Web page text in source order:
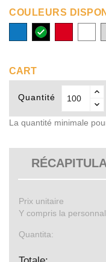
COULEURS
process
blue
noir
CART
Quantité
La quantité minimale
Prix ​​unitaire
Y compris la
Quantita: